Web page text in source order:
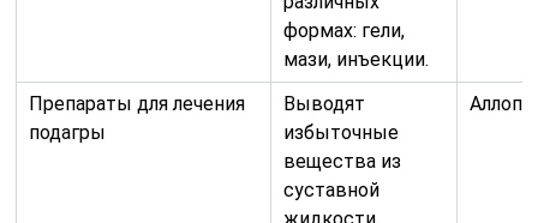
формах: гели,
мази, инъекции.
Препараты для лечения
подагры
Выводят
избыточные
вещества из
суставной